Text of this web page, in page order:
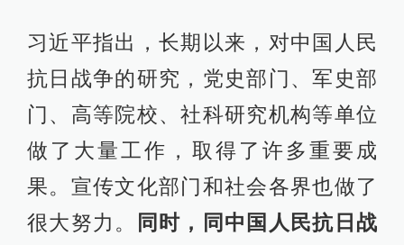
习近平指出，长期以来，对中国人民
抗日战争的研究，党史部门、军史部
门、高等院校、社科研究机构等单位
做了大量工作，取得了许多重要成
果。宣传文化部门和社会各界也做了
很大努力。
同时，同中国人民抗日战